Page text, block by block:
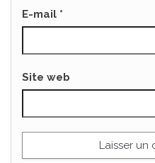
E-mail *
Site web